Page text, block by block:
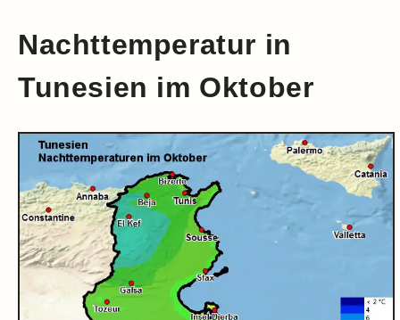
Nachttemperatur in
Tunesien im Oktober